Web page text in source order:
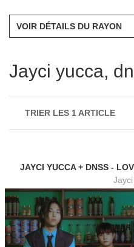
VOIR DÉTAILS DU RAYON
Jayci yucca,
TRIER LES 1 ARTICLE
JAYCI YUCCA + DNSS -